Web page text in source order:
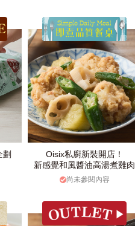
Oisix私廚新裝開店！
新感覺和風醬油高湯煮雞肉
尚未參閱內容